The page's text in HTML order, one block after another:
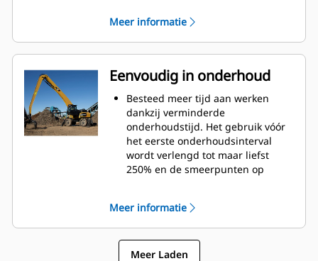
scharnierpunten en tandpunten
en dat cilinders te ver uitschuiven.
Kracht waarop u kunt vertrouwen.
De binnenste tanden en punten
zijn vervaardigd van hoogwaardig
staal en bestand tegen schuren en
metaal-op-metaal-slijtage.
Scharnierpunten zijn gegoten
waardoor er geen zwakke punten
zijn op het frame.
Slijtagebestendigheid is verhoogd
Meer informatie
Eenvoudig in onderhoud
Besteed meer tijd aan werken
dankzij verminderde
onderhoudstijd. Het gebruik vóór
het eerste onderhoudsinterval
wordt verlengd tot maar liefst
250% en de smeerpunten op
De integrale hydraulische
componenten zijn verplaatst en
zijn beschermd binnenin de tand,
waardoor er minder spanning
Meer informatie
Meer Laden